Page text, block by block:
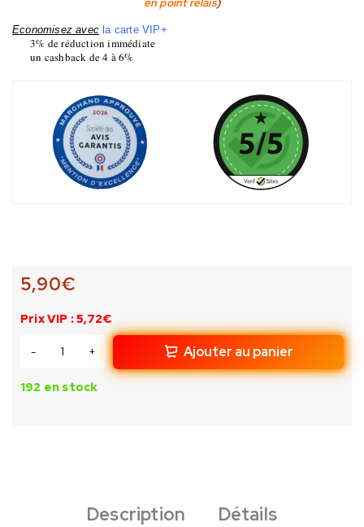
Economisez avec la carte VIP+
3% de réduction immédiate
un cashback de 4 à 6%
5,90€
Prix VIP : 5,72€
Ajouter au panier
192 en stock
Description Détails